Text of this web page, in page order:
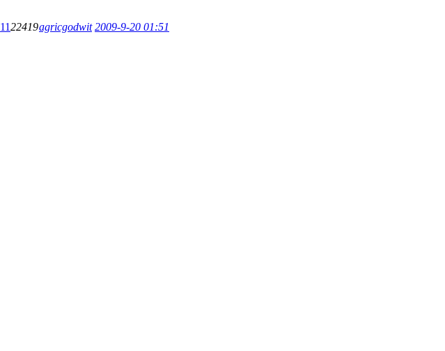
1122419agricgodwit 2009-9-20 01:51